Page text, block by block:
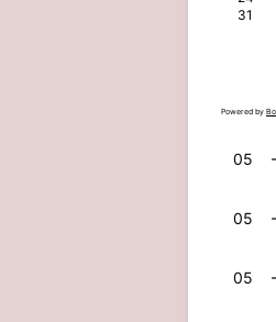
31
Powered by
05
05
05